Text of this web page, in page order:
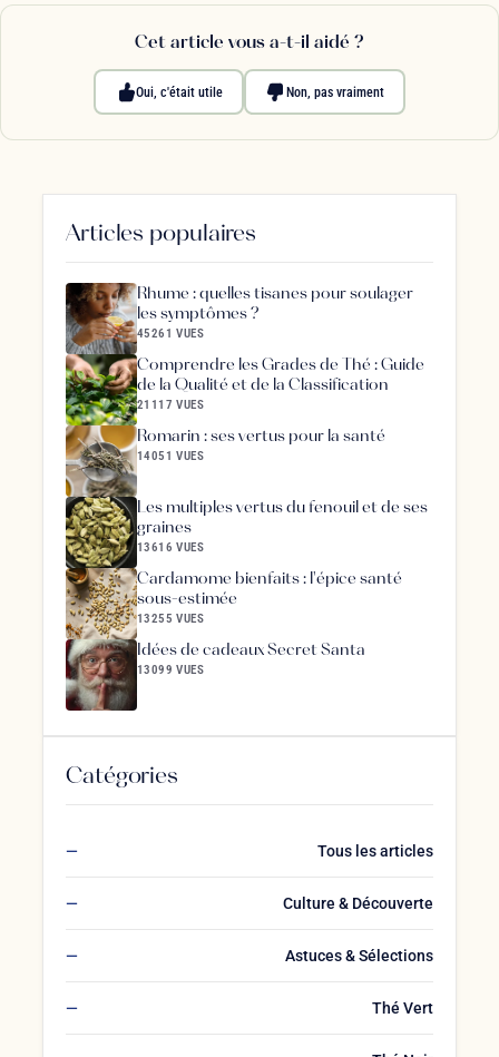
Cet article vous a-t-il aidé ?
Oui, c'était utile Non, pas vraiment
Articles populaires
Rhume : quelles tisanes pour soulager
les symptômes ?
45261 VUES
Comprendre les Grades de Thé : Guide
de la Qualité et de la Classification
21117 VUES
Romarin : ses vertus pour la santé
14051 VUES
Les multiples vertus du fenouil et de ses
graines
13616 VUES
Cardamome bienfaits : l'épice santé
sous-estimée
13255 VUES
Idées de cadeaux Secret Santa
13099 VUES
Catégories
Tous les articles
Culture & Découverte
Astuces & Sélections
Thé Vert